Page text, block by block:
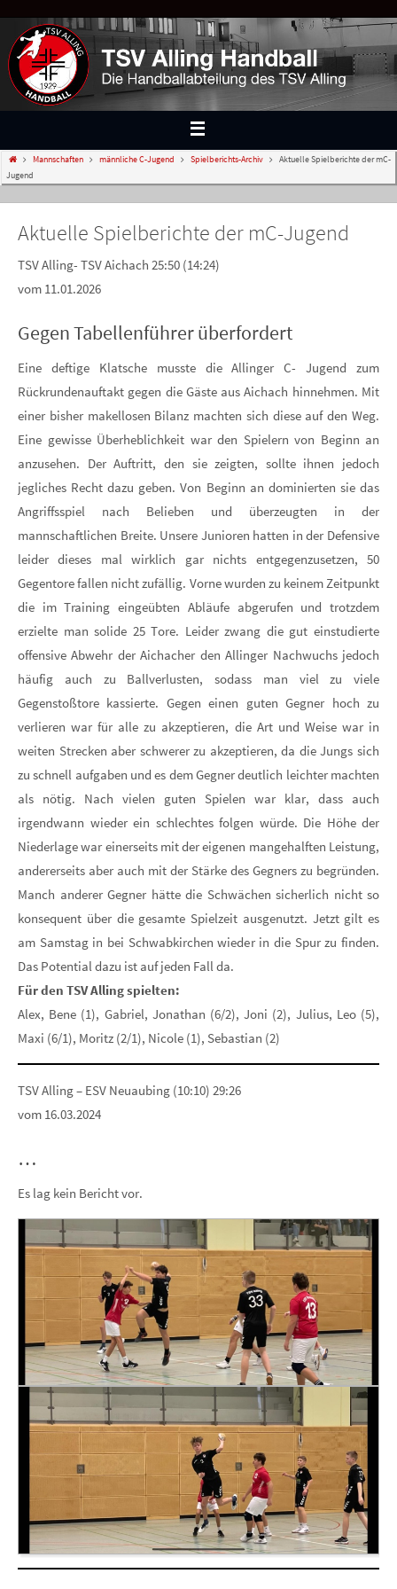
Mannschaften männliche C-Jugend Spielberichts-Archiv
Aktuelle Spielberichte der mC-
Jugend
Aktuelle Spielberichte der mC-Jugend
TSV Alling- TSV Aichach 25:50 (14:24)
vom 11.01.2026
Gegen Tabellenführer überfordert
Eine deftige Klatsche musste die Allinger C- Jugend zum
Rückrundenauftakt gegen die Gäste aus Aichach hinnehmen. Mit
einer bisher makellosen Bilanz machten sich diese auf den Weg.
Eine gewisse Überheblichkeit war den Spielern von Beginn an
anzusehen. Der Auftritt, den sie zeigten, sollte ihnen jedoch
jegliches Recht dazu geben. Von Beginn an dominierten sie das
Angriffsspiel nach Belieben und überzeugten in der
mannschaftlichen Breite. Unsere Junioren hatten in der Defensive
leider dieses mal wirklich gar nichts entgegenzusetzen, 50
Gegentore fallen nicht zufällig. Vorne wurden zu keinem Zeitpunkt
die im Training eingeübten Abläufe abgerufen und trotzdem
erzielte man solide 25 Tore. Leider zwang die gut einstudierte
offensive Abwehr der Aichacher den Allinger Nachwuchs jedoch
häufig auch zu Ballverlusten, sodass man viel zu viele
Gegenstoßtore kassierte. Gegen einen guten Gegner hoch zu
verlieren war für alle zu akzeptieren, die Art und Weise war in
weiten Strecken aber schwerer zu akzeptieren, da die Jungs sich
zu schnell aufgaben und es dem Gegner deutlich leichter machten
als nötig. Nach vielen guten Spielen war klar, dass auch
irgendwann wieder ein schlechtes folgen würde. Die Höhe der
Niederlage war einerseits mit der eigenen mangehalften Leistung,
andererseits aber auch mit der Stärke des Gegners zu begründen.
Manch anderer Gegner hätte die Schwächen sicherlich nicht so
konsequent über die gesamte Spielzeit ausgenutzt. Jetzt gilt es
am Samstag in bei Schwabkirchen wieder in die Spur zu finden.
Das Potential dazu ist auf jeden Fall da.
Für den TSV Alling spielten:
Alex, Bene (1), Gabriel, Jonathan (6/2), Joni (2), Julius, Leo (5),
Maxi (6/1), Moritz (2/1), Nicole (1), Sebastian (2)
TSV Alling – ESV Neuaubing (10:10) 29:26
vom 16.03.2024
…
Es lag kein Bericht vor.